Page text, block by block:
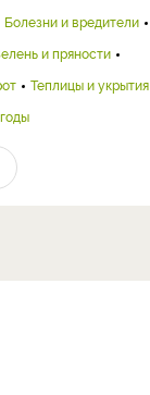
Болезни и вредители
и пряности
Теплицы и укрытия